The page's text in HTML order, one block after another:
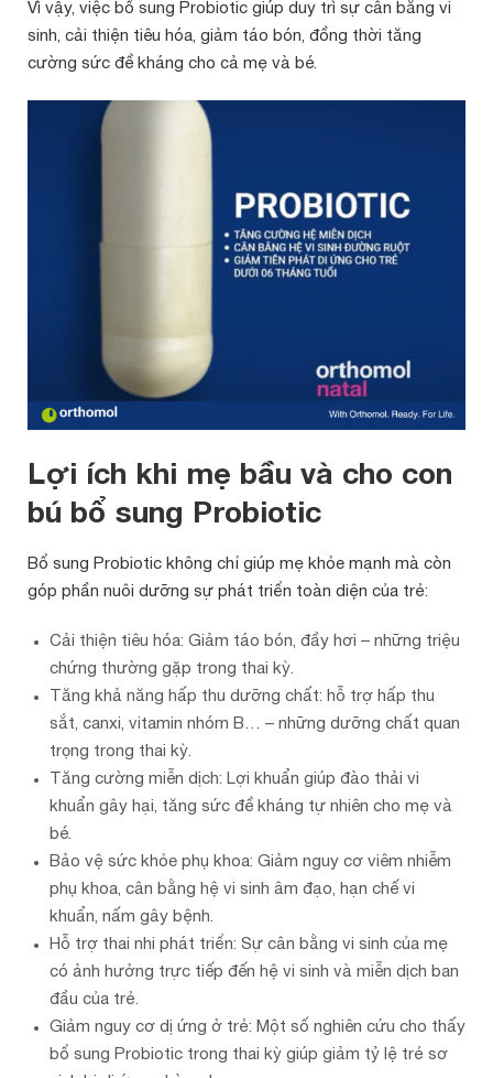
Vì vậy, việc bổ sung Probiotic giúp duy trì sự cân bằng vi
sinh, cải thiện tiêu hóa, giảm táo bón, đồng thời tăng
cường sức đề kháng cho cả mẹ và bé.
Lợi ích khi mẹ bầu và cho con
bú bổ sung Probiotic
Bổ sung Probiotic không chỉ giúp mẹ khỏe mạnh mà còn
góp phần nuôi dưỡng sự phát triển toàn diện của trẻ:
Cải thiện tiêu hóa: Giảm táo bón, đầy hơi – những triệu
chứng thường gặp trong thai kỳ.
Tăng khả năng hấp thu dưỡng chất: hỗ trợ hấp thu
sắt, canxi, vitamin nhóm B… – những dưỡng chất quan
trọng trong thai kỳ.
Tăng cường miễn dịch: Lợi khuẩn giúp đào thải vi
khuẩn gây hại, tăng sức đề kháng tự nhiên cho mẹ và
bé.
Bảo vệ sức khỏe phụ khoa: Giảm nguy cơ viêm nhiễm
phụ khoa, cân bằng hệ vi sinh âm đạo, hạn chế vi
khuẩn, nấm gây bệnh.
Hỗ trợ thai nhi phát triển: Sự cân bằng vi sinh của mẹ
có ảnh hưởng trực tiếp đến hệ vi sinh và miễn dịch ban
đầu của trẻ.
Giảm nguy cơ dị ứng ở trẻ: Một số nghiên cứu cho thấy
bổ sung Probiotic trong thai kỳ giúp giảm tỷ lệ trẻ sơ